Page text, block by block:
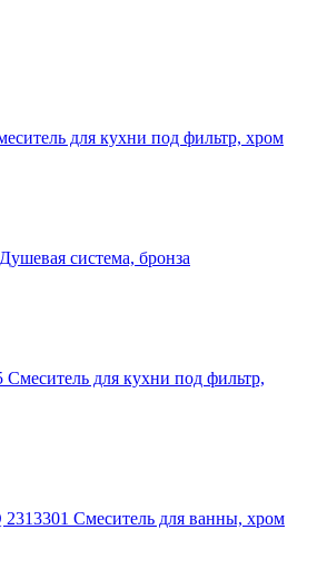
для кухни под фильтр, хром
система, бронза
для кухни под фильтр,
Смеситель для ванны, хром